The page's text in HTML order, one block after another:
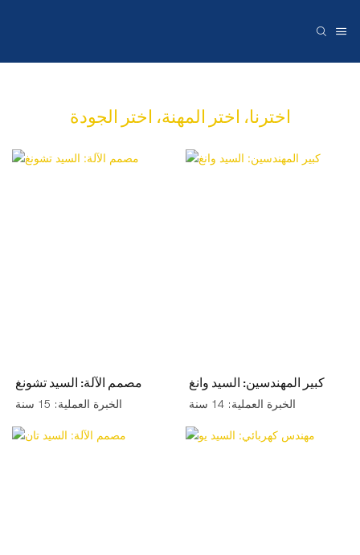
اخترنا، اختر المهنة، اختر الجودة
مصمم الآلة: السيد تشونغ
الخبرة العملية: 15 سنة
كبير المهندسين: السيد وانغ
الخبرة العملية: 14 سنة